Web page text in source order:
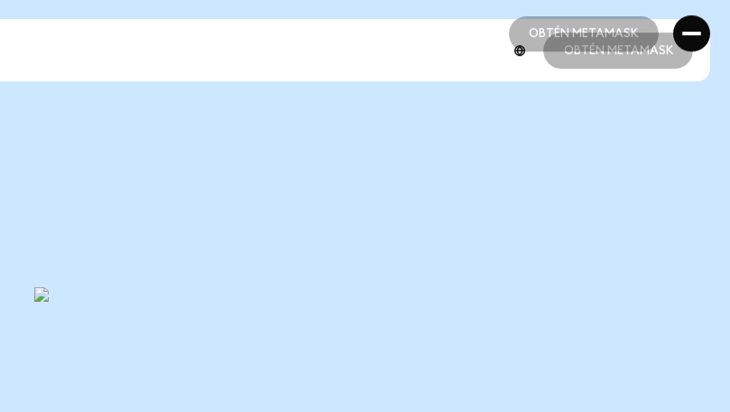
OBTÉN METAMASK
OBTÉN METAMASK
OBTÉN METAMASK